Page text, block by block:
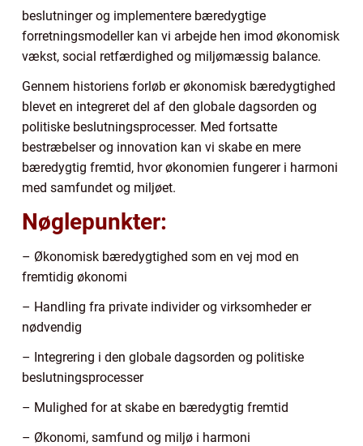
beslutninger og implementere bæredygtige
forretningsmodeller kan vi arbejde hen imod økonomisk
vækst, social retfærdighed og miljømæssig balance.
Gennem historiens forløb er økonomisk bæredygtighed
blevet en integreret del af den globale dagsorden og
politiske beslutningsprocesser. Med fortsatte
bestræbelser og innovation kan vi skabe en mere
bæredygtig fremtid, hvor økonomien fungerer i harmoni
med samfundet og miljøet.
Nøglepunkter:
– Økonomisk bæredygtighed som en vej mod en
fremtidig økonomi
– Handling fra private individer og virksomheder er
nødvendig
– Integrering i den globale dagsorden og politiske
beslutningsprocesser
– Mulighed for at skabe en bæredygtig fremtid
– Økonomi, samfund og miljø i harmoni